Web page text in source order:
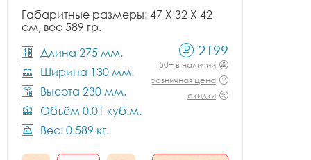
Габаритные размеры: 47 X 32 X 42
см, вес 589 гр.
Длина 275 мм.
Ширина 130 мм.
Высота 230 мм.
Объём 0.01 куб.м.
Вес: 0.589 кг.
2199
50+ в наличии
розничная цена
скидки